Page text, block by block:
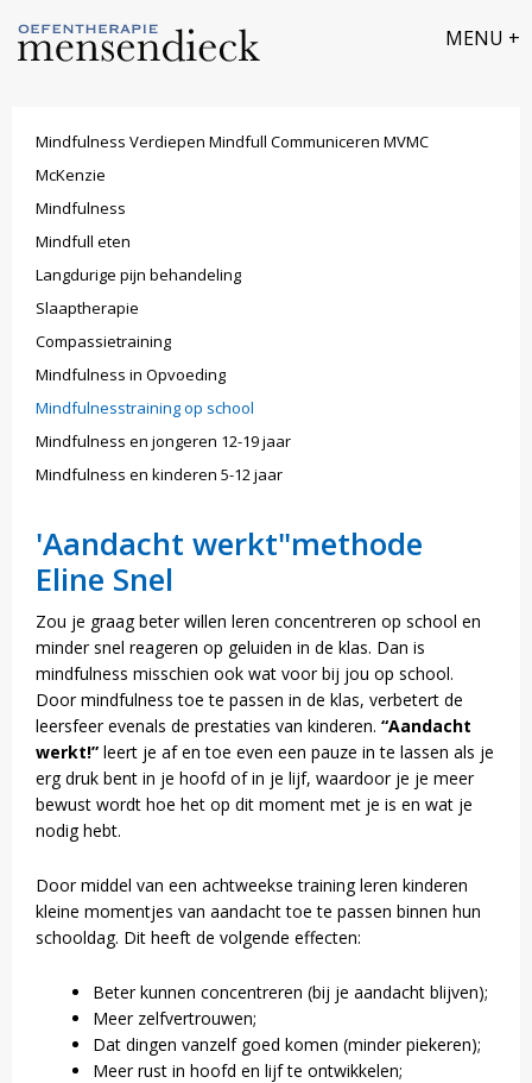
Mindfulness Verdiepen Mindfull Communiceren MVMC
​McKenzie
​Mindfulness
Mindfull eten
Langdurige pijn behandeling
Slaaptherapie
Compassietraining
Mindfulness in Opvoeding
Mindfulnesstraining op school
Mindfulness en jongeren 12-19 jaar
Mindfulness en kinderen 5-12 jaar
'Aandacht werkt"methode
Eline Snel
Zou je graag beter willen leren concentreren op school en
minder snel reageren op geluiden in de klas. Dan is
mindfulness misschien ook wat voor bij jou op school.
Door mindfulness toe te passen in de klas, verbetert de
leersfeer evenals de prestaties van kinderen. “Aandacht
werkt!” leert je af en toe even een pauze in te lassen als je
erg druk bent in je hoofd of in je lijf, waardoor je je meer
bewust wordt hoe het op dit moment met je is en wat je
nodig hebt.
Door middel van een achtweekse training leren kinderen
kleine momentjes van aandacht toe te passen binnen hun
schooldag. Dit heeft de volgende effecten:
Beter kunnen concentreren (bij je aandacht blijven);
Meer zelfvertrouwen;
Dat dingen vanzelf goed komen (minder piekeren);
Meer rust in hoofd en lijf te ontwikkelen;